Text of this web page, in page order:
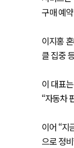
구매 예
이지홍
클 집중
이 대표
“자동차
이어 “지
으로 정